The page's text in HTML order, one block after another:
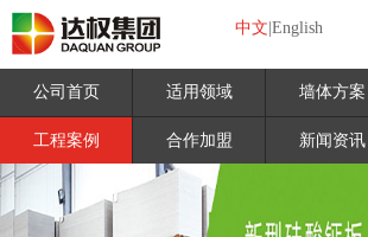
中文 |English
公司首页 适用领域 墙体方案
工程案例 合作加盟 新闻资讯